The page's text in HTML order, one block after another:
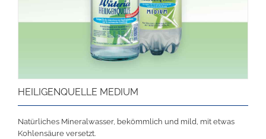
HEILIGENQUELLE MEDIUM
Natürliches Mineralwasser, bekömmlich und mild, mit etwas
Kohlensäure versetzt.